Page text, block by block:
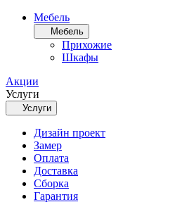
Мебель
Мебель
Прихожие
Шкафы
Акции
Услуги
Услуги
Дизайн проект
Замер
Оплата
Доставка
Сборка
Гарантия